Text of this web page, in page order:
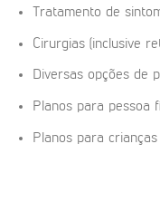
Tratamento de
Cirurgias (inclusive
Diversas opções de
Planos para pessoa
Planos para crianças